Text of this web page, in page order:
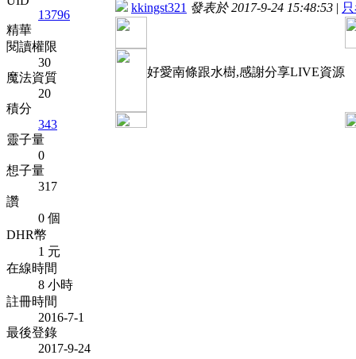
13796
精華
閱讀權限
30
魔法資質
20
積分
343
靈子量
0
想子量
317
讚
0 個
DHR幣
1 元
在線時間
8 小時
註冊時間
2016-7-1
最後登錄
2017-9-24
kkingst321 發表於 2017-9-24 15:48:53 |
好愛南條跟水樹,感謝分享LIVE資源